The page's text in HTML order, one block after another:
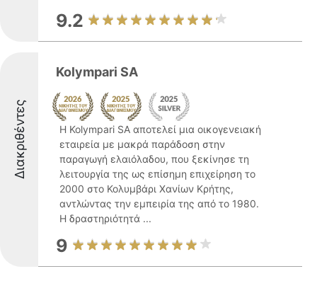
9.2
Διακριθέντες
Kolympari SA
Η Kolympari SA αποτελεί μια οικογενειακή
εταιρεία με μακρά παράδοση στην
παραγωγή ελαιόλαδου, που ξεκίνησε τη
λειτουργία της ως επίσημη επιχείρηση το
2000 στο Κολυμβάρι Χανίων Κρήτης,
αντλώντας την εμπειρία της από το 1980.
Η δραστηριότητά ...
9